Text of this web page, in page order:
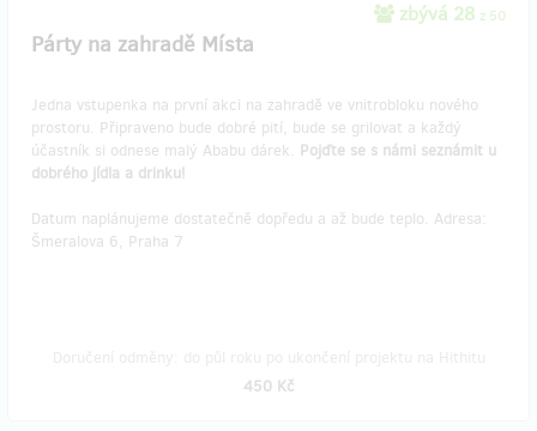
zbývá 28 z 50
Párty na zahradě Místa
Jedna vstupenka na první akci na zahradě ve vnitrobloku nového
prostoru. Připraveno bude dobré pití, bude se grilovat a každý
účastník si odnese malý Ababu dárek. Pojďte se s námi seznámit u
dobrého jídla a drinku!
Datum naplánujeme dostatečně dopředu a až bude teplo. Adresa:
Šmeralova 6, Praha 7
450 Kč